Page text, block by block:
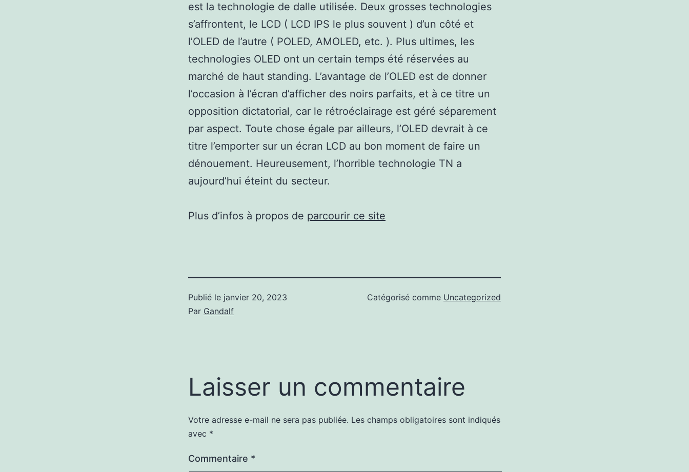
est la technologie de dalle utilisée. Deux grosses technologies
s’affrontent, le LCD ( LCD IPS le plus souvent ) d’un côté et
l’OLED de l’autre ( POLED, AMOLED, etc. ). Plus ultimes, les
technologies OLED ont un certain temps été réservées au
marché de haut standing. L’avantage de l’OLED est de donner
l’occasion à l’écran d’afficher des noirs parfaits, et à ce titre un
opposition dictatorial, car le rétroéclairage est géré séparement
par aspect. Toute chose égale par ailleurs, l’OLED devrait à ce
titre l’emporter sur un écran LCD au bon moment de faire un
dénouement. Heureusement, l’horrible technologie TN a
aujourd’hui éteint du secteur.
Plus d’infos à propos de parcourir ce site
Publié le janvier 20, 2023
Par Gandalf
Catégorisé comme Uncategorized
Laisser un commentaire
Votre adresse e-mail ne sera pas publiée. Les champs obligatoires sont indiqués
avec *
Commentaire *